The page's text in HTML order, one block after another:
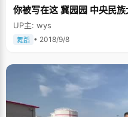
你被写在这 冀园园 中央民族
UP主: wys
舞蹈 • 2018/9/8